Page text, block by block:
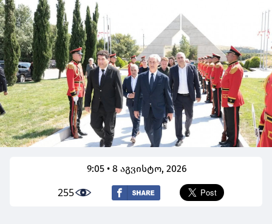
9:05 • 8 აგვისტო, 2026
255